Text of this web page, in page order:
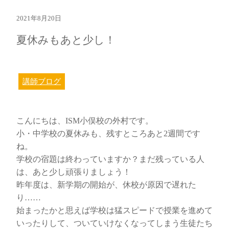
2021年8月20日
夏休みもあと少し！
講師ブログ
こんにちは、ISM小俣校の外村です。
小・中学校の夏休みも、残すところあと2週間です
ね。
学校の宿題は終わっていますか？まだ残っている人
は、あと少し頑張りましょう！
昨年度は、新学期の開始が、休校が原因で遅れた
り……
始まったかと思えば学校は猛スピードで授業を進めて
いったりして、ついていけなくなってしまう生徒たち